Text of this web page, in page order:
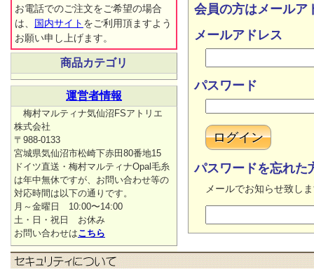
会員の方はメールア
メールアドレス
パスワード
パスワードを忘れた
メールでお知らせ致し
お電話でのご注文をご希望の場合
は、 国内サイト をご利用頂ますよう
お願い申し上げます。
商品カテゴリ
運営者情報
梅村マルティナ気仙沼FSアトリエ
株式会社
〒988-0133
宮城県気仙沼市松崎下赤田80番地15
ドイツ直送・梅村マルティナOpal毛糸
は年中無休ですが、お問い合わせ等の
対応時間は以下の通りです。
月～金曜日 10:00〜14:00
土・日・祝日 お休み
お問い合わせはこちら